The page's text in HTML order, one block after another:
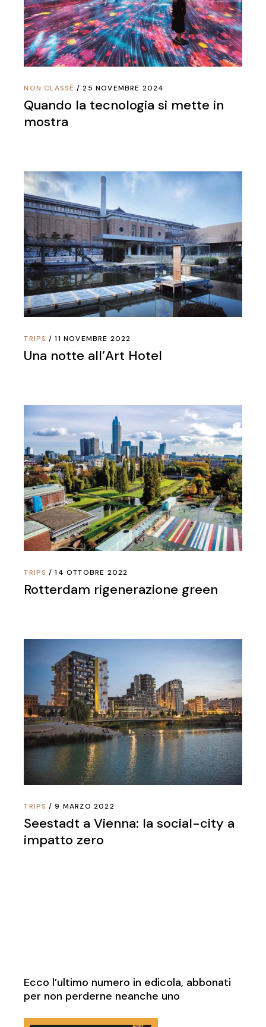
NON CLASSÉ 25 NOVEMBRE 2024
Quando la tecnologia si mette in
mostra
TRIPS 11 NOVEMBRE 2022
Una notte all’Art Hotel
TRIPS 14 OTTOBRE 2022
Rotterdam rigenerazione green
TRIPS 9 MARZO 2022
Seestadt a Vienna: la social-city a
impatto zero
Ecco l’ultimo numero in edicola, abbonati
per non perderne neanche uno